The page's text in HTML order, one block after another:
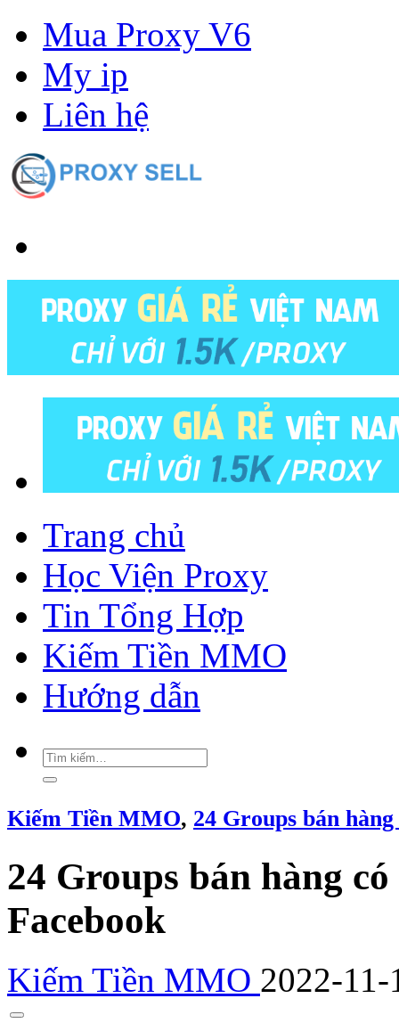
Mua Proxy V6
My ip
Liên hệ
Trang chủ
Học Viện Proxy
Tin Tổng Hợp
Kiếm Tiền MMO
Hướng dẫn
Kiếm Tiền MMO, 24 Groups bán
24 Groups bán hàng
Facebook
Kiếm Tiền MMO 2022-